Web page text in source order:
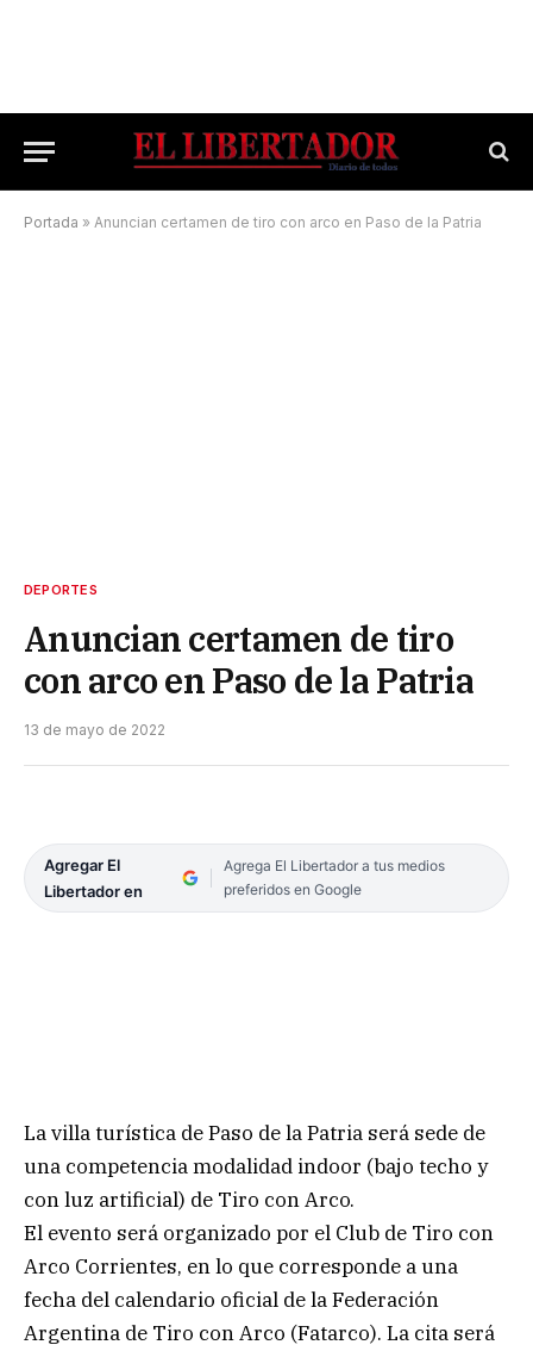
Portada » Anuncian certamen de tiro con arco en Paso de la Patria
DEPORTES
Anuncian certamen de tiro
con arco en Paso de la Patria
13 de mayo de 2022
Agregar El
Libertador en
Agrega El Libertador a tus medios
preferidos en Google
La villa turística de Paso de la Patria será sede de
una competencia modalidad indoor (bajo techo y
con luz artificial) de Tiro con Arco.
El evento será organizado por el Club de Tiro con
Arco Corrientes, en lo que corresponde a una
fecha del calendario oficial de la Federación
Argentina de Tiro con Arco (Fatarco). La cita será